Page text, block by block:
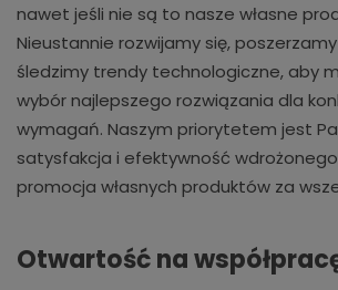
nawet jeśli nie są to nasze własne
Nieustannie rozwijamy się,
śledzimy trendy technologiczne, aby
wybór najlepszego rozwiązania dla
wymagań. Naszym priorytetem jest
satysfakcja i efektywność
promocja własnych produktów za
Otwartość na